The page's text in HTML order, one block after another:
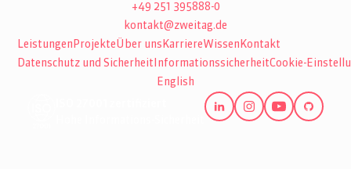
+49 251 395888-0
kontakt@zweitag.de
Leistungen ProjekteÜber uns KarriereWissen Kontakt
Datenschutz und Sicherheit InformationssicherheitCookie-
English